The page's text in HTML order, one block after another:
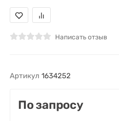
Написать отзыв
Артикул 1634252
По запросу